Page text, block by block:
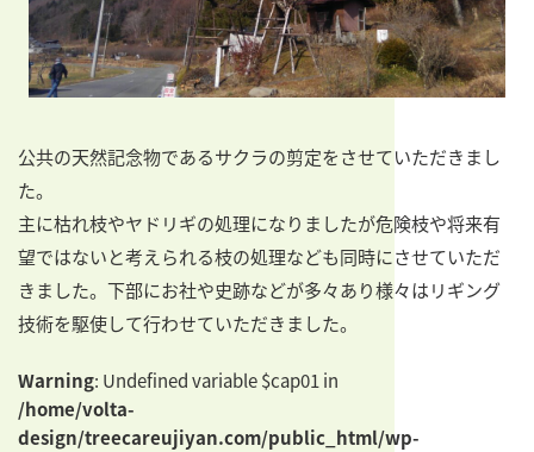
公共の天然記念物であるサクラの剪定をさせていただきまし
た。
主に枯れ枝やヤドリギの処理になりましたが危険枝や将来有
望ではないと考えられる枝の処理なども同時にさせていただ
きました。下部にお社や史跡などが多々あり様々はリギング
技術を駆使して行わせていただきました。
Warning: Undefined variable $cap01 in
/home/volta-
design/treecareujiyan.com/public_html/wp-